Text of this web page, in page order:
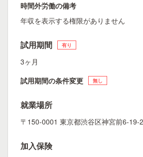
時間外労働の備考
年収を表示する権限がありません
試用期間 有り
3ヶ月
試用期間の条件変更
無し
就業場所
〒150-0001 東京都渋谷区神宮前6-19-
加入保険